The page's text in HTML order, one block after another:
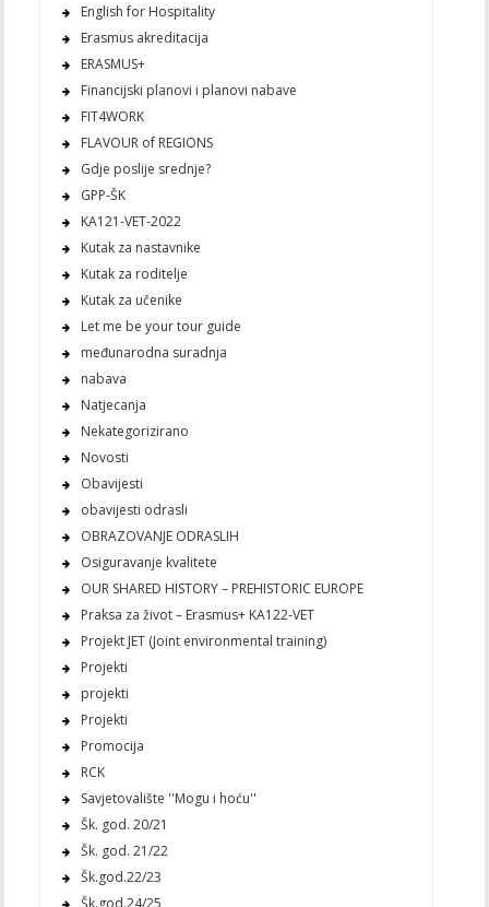
English for Hospitality
Erasmus akreditacija
ERASMUS+
Financijski planovi i planovi nabave
FIT4WORK
FLAVOUR of REGIONS
Gdje poslije srednje?
GPP-ŠK
KA121-VET-2022
Kutak za nastavnike
Kutak za roditelje
Kutak za učenike
Let me be your tour guide
međunarodna suradnja
nabava
Natjecanja
Nekategorizirano
Novosti
Obavijesti
obavijesti odrasli
OBRAZOVANJE ODRASLIH
Osiguravanje kvalitete
OUR SHARED HISTORY – PREHISTORIC EUROPE
Praksa za život – Erasmus+ KA122-VET
Projekt JET (Joint environmental training)
Projekti
projekti
Projekti
Promocija
RCK
Savjetovalište ''Mogu i hoću''
Šk. god. 20/21
Šk. god. 21/22
Šk.god.22/23
Šk.god.24/25